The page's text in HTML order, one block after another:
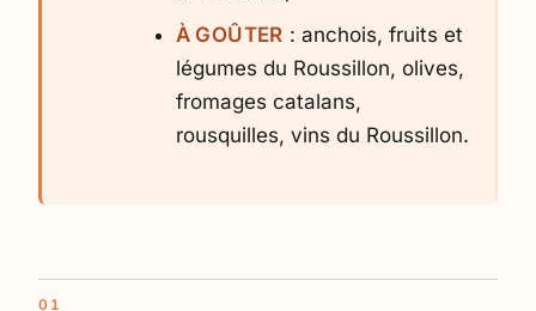
À GOÛTER : anchois, fruits et
légumes du Roussillon, olives,
fromages catalans,
rousquilles, vins du Roussillon.